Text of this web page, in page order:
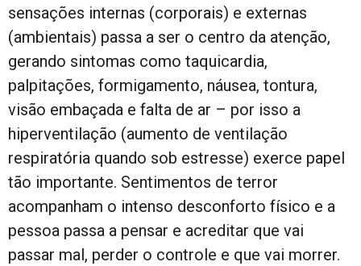
sensações internas (corporais) e externas
(ambientais) passa a ser o centro da atenção,
gerando sintomas como taquicardia,
palpitações, formigamento, náusea, tontura,
visão embaçada e falta de ar – por isso a
hiperventilação (aumento de ventilação
respiratória quando sob estresse) exerce papel
tão importante. Sentimentos de terror
acompanham o intenso desconforto físico e a
pessoa passa a pensar e acreditar que vai
passar mal, perder o controle e que vai morrer.